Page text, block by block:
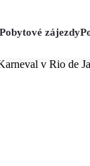
Pobytové zájezdy
v Rio de